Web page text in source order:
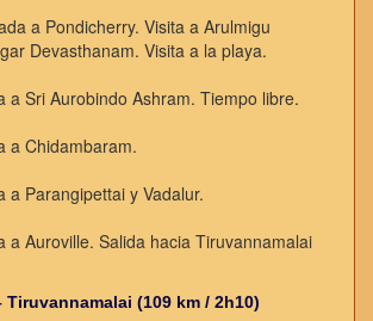
a Pondicherry. Visita a Arulmigu
Devasthanam. Visita a la playa.
a Sri Aurobindo Ashram. Tiempo libre.
a Chidambaram.
a Parangipettai y Vadalur.
a Auroville. Salida hacia Tiruvannamalai
Tiruvannamalai (109 km / 2h10)